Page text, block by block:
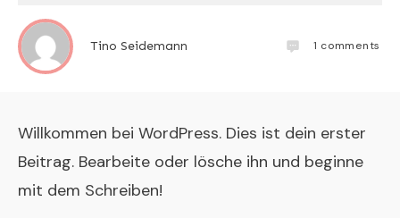
Tino Seidemann 1 comments
Willkommen bei WordPress. Dies ist dein erster
Beitrag. Bearbeite oder lösche ihn und beginne
mit dem Schreiben!